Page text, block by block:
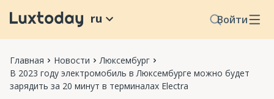
Войти
ru
Главная Новости
Люксембург
В 2023 году электромобиль в Люксембурге можно будет
зарядить за 20 минут в терминалах Electra